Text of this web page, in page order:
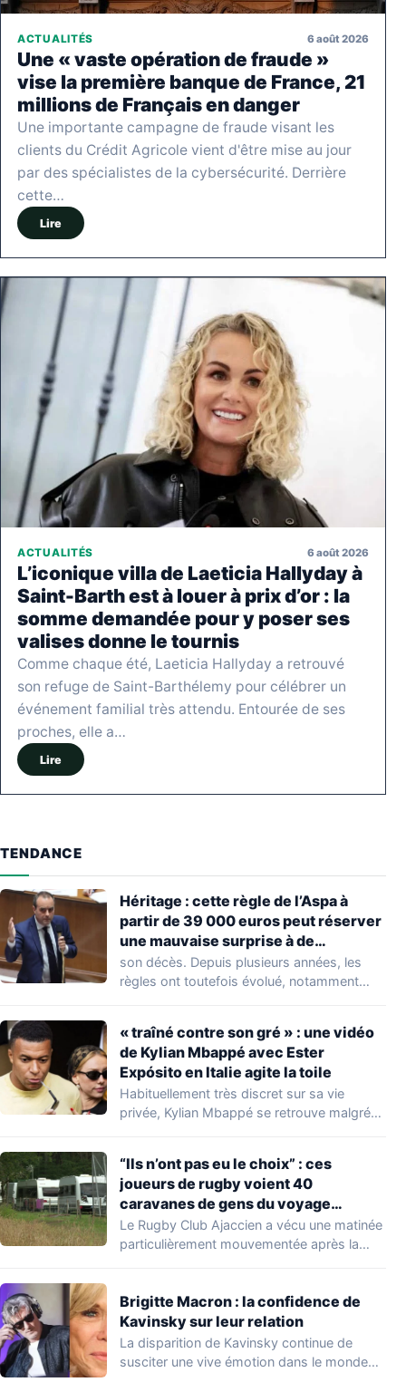
ACTUALITÉS 6 août 2026
Une « vaste opération de fraude »
vise la première banque de France, 21
millions de Français en danger
Une importante campagne de fraude visant les
clients du Crédit Agricole vient d'être mise au jour
par des spécialistes de la cybersécurité. Derrière
cette…
Lire
ACTUALITÉS 6 août 2026
L’iconique villa de Laeticia Hallyday à
Saint-Barth est à louer à prix d’or : la
somme demandée pour y poser ses
valises donne le tournis
Comme chaque été, Laeticia Hallyday a retrouvé
son refuge de Saint-Barthélemy pour célébrer un
événement familial très attendu. Entourée de ses
proches, elle a…
Lire
TENDANCE
Héritage : cette règle de l’Aspa à
partir de 39 000 euros peut réserver
une mauvaise surprise à de
nombreuses familles
son décès. Depuis plusieurs années, les
règles ont toutefois évolué, notamment
« traîné contre son gré » : une vidéo
de Kylian Mbappé avec Ester
Expósito en Italie agite la toile
Habituellement très discret sur sa vie
privée, Kylian Mbappé se retrouve malgré
“Ils n’ont pas eu le choix” : ces
joueurs de rugby voient 40
caravanes de gens du voyage
s’installer dans leur stade, ils les
délogent en moins d’1 heure
Le Rugby Club Ajaccien a vécu une matinée
particulièrement mouvementée après la
Brigitte Macron : la confidence de
Kavinsky sur leur relation
La disparition de Kavinsky continue de
susciter une vive émotion dans le monde